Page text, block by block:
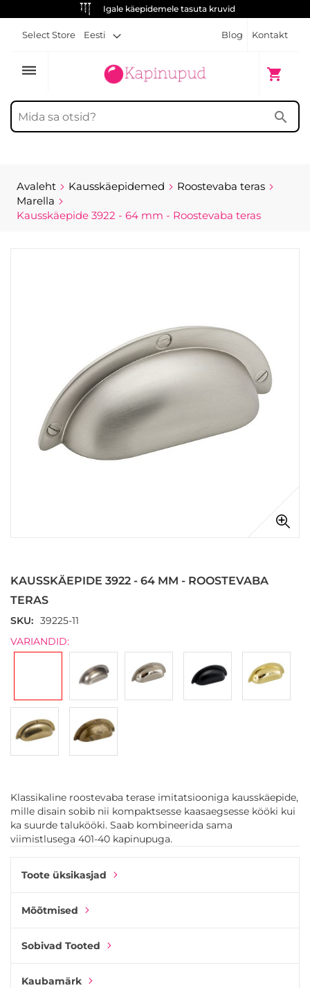
Igale käepidemele tasuta kruvid
Blog Kontakt
Select Store Eesti
dehaze shopping_cart
Minu
search
Avaleht Kausskäepidemed
Roostevaba teras
Marella
Kausskäepide 3922 - 64 mm - Roostevaba teras
beginning
of
images
gallery
KAUSSKÄEPIDE 3922 - 64 MM - ROOSTEVABA
TERAS
SKU
39225-11
VARIANDID:
Klassikaline roostevaba terase imitatsiooniga kausskäepide,
mille disain sobib nii kompaktsesse kaasaegsesse kööki kui
ka suurde talukööki. Saab kombineerida sama
viimistlusega 401-40 kapinupuga.
Toote üksikasjad
Mõõtmised
Sobivad Tooted
Kaubamärk